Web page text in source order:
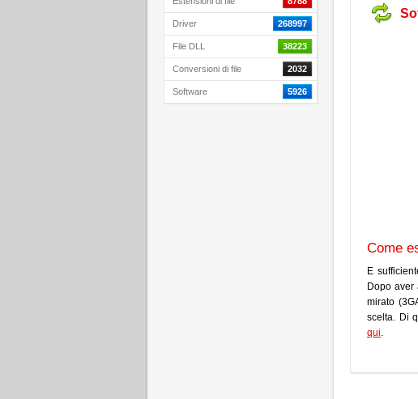
Driver 268997
File DLL 38223
Conversioni di file 2032
Software 5926
Come
E
Dopo
mirato
scelta. Di
qui.